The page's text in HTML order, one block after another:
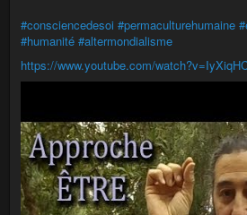
#consciencedesoi #permaculturehumaine
#humanité #altermondialisme
https://www.youtube.com/